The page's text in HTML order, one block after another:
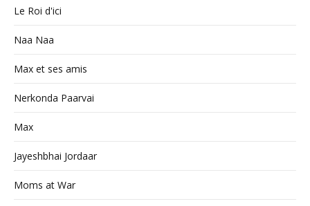
Le Roi d'ici
Naa Naa
Max et ses amis
Nerkonda Paarvai
Max
Jayeshbhai Jordaar
Moms at War